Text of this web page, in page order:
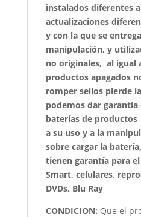
instalados diferentes
actualizaciones
y con la que se
manipulación, y
no originales, al igual
productos apagados
romper sellos pierde
podemos dar garantía
baterías de
a su uso y a la
sobre cargar la
tienen garantía para
Smart, celulares,
DVDs, Blu Ray
CONDICION: Que el